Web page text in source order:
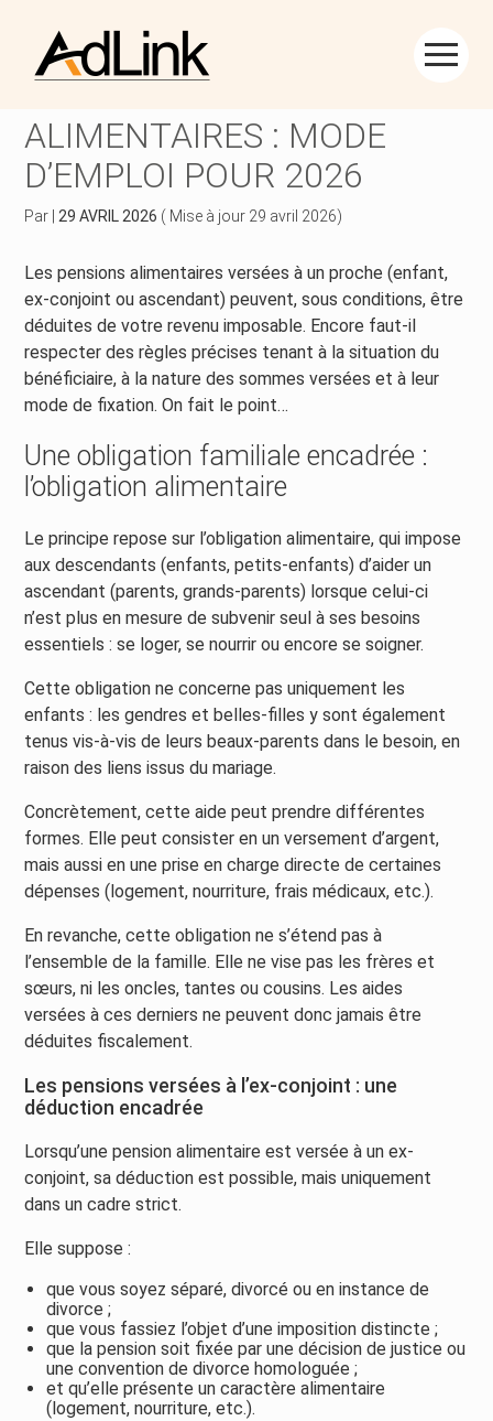
Aller
au
Créer et reprendre une activité
Développer votre entreprise
Construire votre patrimoine
Être prêt pour la facturation électronique
Piloter votre gestion
Gérer vos ressources humaines
Dématérialiser vos documents
ALIMENTAIRES : MODE
D’EMPLOI POUR 2026
Par 29 AVRIL 2026 ( Mise à jour 29 avril 2026)
Les pensions alimentaires versées à un proche (enfant,
ex-conjoint ou ascendant) peuvent, sous conditions, être
déduites de votre revenu imposable. Encore faut-il
respecter des règles précises tenant à la situation du
bénéficiaire, à la nature des sommes versées et à leur
mode de fixation. On fait le point…
Une obligation familiale encadrée :
l’obligation alimentaire
Le principe repose sur l’obligation alimentaire, qui impose
aux descendants (enfants, petits-enfants) d’aider un
ascendant (parents, grands-parents) lorsque celui-ci
n’est plus en mesure de subvenir seul à ses besoins
essentiels : se loger, se nourrir ou encore se soigner.
Cette obligation ne concerne pas uniquement les
enfants : les gendres et belles-filles y sont également
tenus vis-à-vis de leurs beaux-parents dans le besoin, en
raison des liens issus du mariage.
Concrètement, cette aide peut prendre différentes
formes. Elle peut consister en un versement d’argent,
mais aussi en une prise en charge directe de certaines
dépenses (logement, nourriture, frais médicaux, etc.).
En revanche, cette obligation ne s’étend pas à
l’ensemble de la famille. Elle ne vise pas les frères et
sœurs, ni les oncles, tantes ou cousins. Les aides
versées à ces derniers ne peuvent donc jamais être
déduites fiscalement.
Les pensions versées à l’ex-conjoint : une
déduction encadrée
Lorsqu’une pension alimentaire est versée à un ex-
conjoint, sa déduction est possible, mais uniquement
dans un cadre strict.
Elle suppose :
que vous soyez séparé, divorcé ou en instance de
divorce ;
que vous fassiez l’objet d’une imposition distincte ;
que la pension soit fixée par une décision de justice ou
une convention de divorce homologuée ;
et qu’elle présente un caractère alimentaire
(logement, nourriture, etc.).